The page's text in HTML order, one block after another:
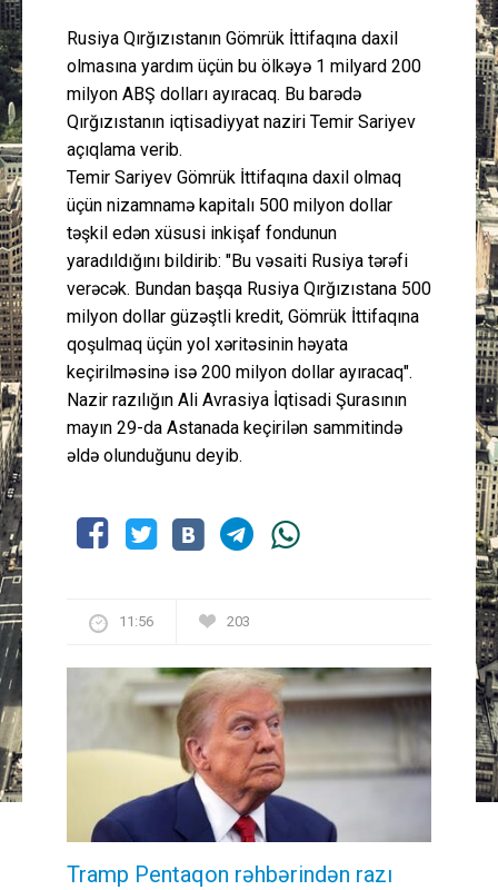
Peşə etikası
Əlaqə
Rusiya Qırğızıstanın Gömrük İttifaqına daxil
olmasına yardım üçün bu ölkəyə 1 milyard 200
milyon ABŞ dolları ayıracaq. Bu barədə
Qırğızıstanın iqtisadiyyat naziri Temir Sariyev
açıqlama verib.
Temir Sariyev Gömrük İttifaqına daxil olmaq
üçün nizamnamə kapitalı 500 milyon dollar
təşkil edən xüsusi inkişaf fondunun
yaradıldığını bildirib: "Bu vəsaiti Rusiya tərəfi
verəcək. Bundan başqa Rusiya Qırğızıstana 500
milyon dollar güzəştli kredit, Gömrük İttifaqına
qoşulmaq üçün yol xəritəsinin həyata
keçirilməsinə isə 200 milyon dollar ayıracaq".
Nazir razılığın Ali Avrasiya İqtisadi Şurasının
mayın 29-da Astanada keçirilən sammitində
əldə olunduğunu deyib.
11:56 203
Tramp Pentaqon rəhbərindən razı